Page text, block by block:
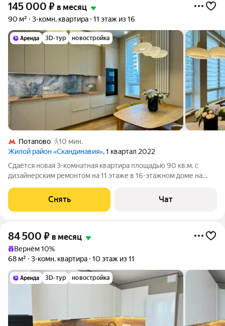
145 000 ₽ в месяц
90 м² 3-комн. квартира 11 этаж из 16
3D-тур новостройка
Потапово
10 мин.
Жилой район «Скандинавия», 1 квартал 2022
Сдаётся новая 3-комнатная квартира площадью 90 кв.м. с
дизайнерским ремонтом на 11 этаже в 16-этажном доме на
и оснащена всей необходимой бытовой техникой: Духовой
Снять Чат
84 500 ₽ в месяц
Вернём 10%
68 м²
3-комн. квартира 10 этаж из 11
3D-тур новостройка